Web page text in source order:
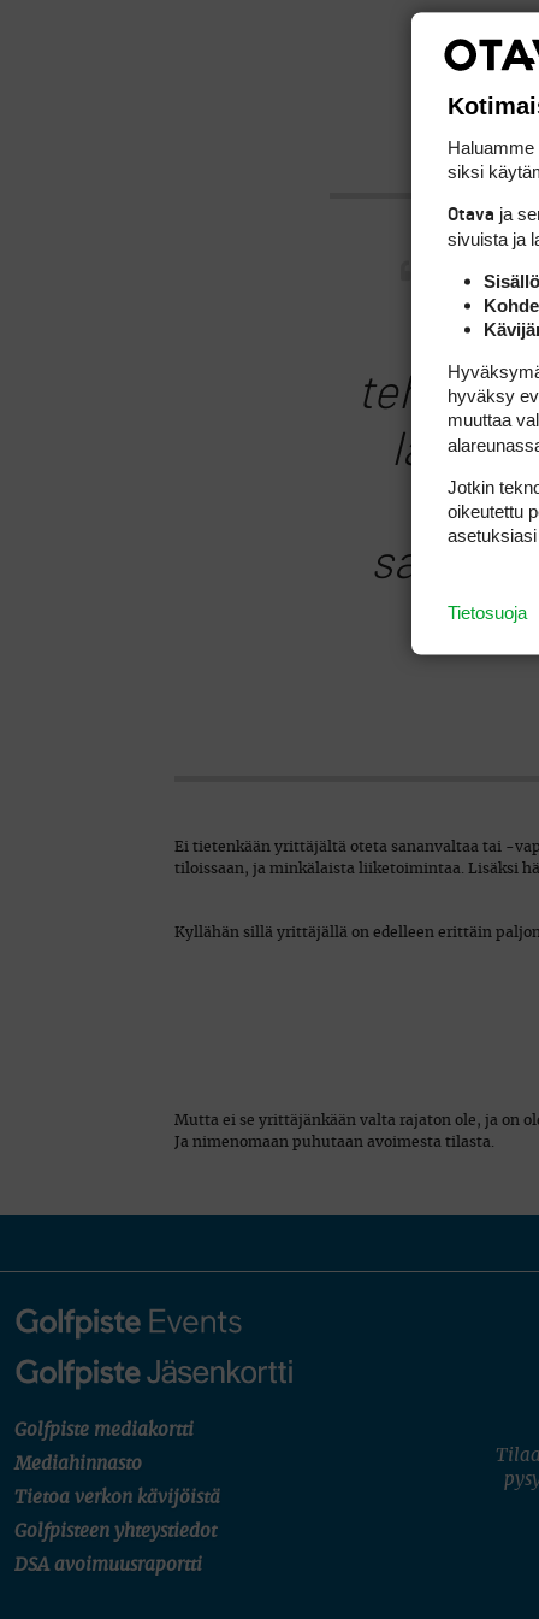
No
Ei tietenkään yrittäjältä oteta sananvaltaa tai -
tiloissaan, ja minkälaista liiketoimintaa. Lisäksi
Kyllähän sillä yrittäjällä on edelleen erittäin
Mutta ei se yrittäjänkään valta rajaton ole, ja on
Ja nimenomaan puhutaan avoimesta tilasta.
Golfpiste mediakortti
Mediahinnasto
Tietoa verkon kävijöistä
Golfpisteen yhteystiedot
DSA avoimuusraportti
siksi
Otava ja
sivuista ja
hyväksy
muuttaa
Jotkin
oikeutettu
Tietosuoja